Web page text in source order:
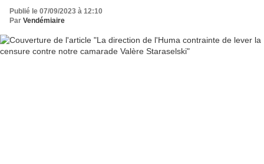
Publié le 07/09/2023 à 12:10
Par Vendémiaire